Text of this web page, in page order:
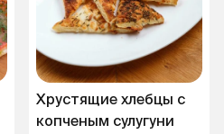
Хрустящие хлебцы с
копченым сулугуни